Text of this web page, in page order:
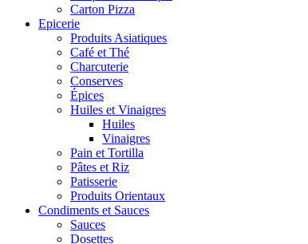
Carton Pizza
Epicerie
Produits Asiatiques
Café et Thé
Charcuterie
Conserves
Épices
Huiles et Vinaigres
Huiles
Vinaigres
Pain et Tortilla
Pâtes et Riz
Patisserie
Produits Orientaux
Condiments et Sauces
Sauces
Dosettes